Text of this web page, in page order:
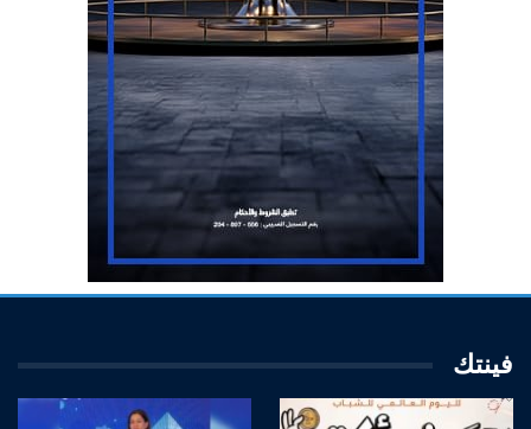
فينتك